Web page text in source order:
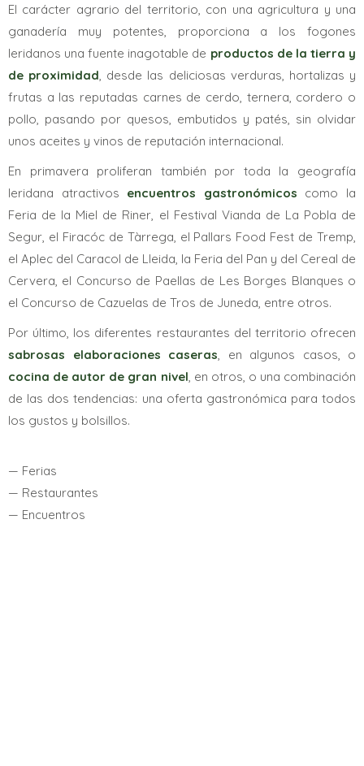
El carácter agrario del territorio, con una agricultura y una
ganadería muy potentes, proporciona a los fogones
leridanos una fuente inagotable de productos de la tierra y
de proximidad, desde las deliciosas verduras, hortalizas y
frutas a las reputadas carnes de cerdo, ternera, cordero o
pollo, pasando por quesos, embutidos y patés, sin olvidar
unos aceites y vinos de reputación internacional.
En primavera proliferan también por toda la geografía
leridana atractivos encuentros gastronómicos como la
Feria de la Miel de Riner, el Festival Vianda de La Pobla de
Segur, el Firacóc de Tàrrega, el Pallars Food Fest de Tremp,
el Aplec del Caracol de Lleida, la Feria del Pan y del Cereal de
Cervera, el Concurso de Paellas de Les Borges Blanques o
el Concurso de Cazuelas de Tros de Juneda, entre otros.
Por último, los diferentes restaurantes del territorio ofrecen
sabrosas elaboraciones caseras, en algunos casos, o
cocina de autor de gran nivel, en otros, o una combinación
de las dos tendencias: una oferta gastronómica para todos
los gustos y bolsillos.
— Ferias
— Restaurantes
— Encuentros